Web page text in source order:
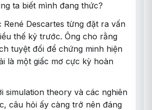
ta biết mình đang thức?
René Descartes từng đặt ra vấn
thế kỷ trước. Ông cho rằng
tuyệt đối để chứng minh hiện
là một giấc mơ cực kỳ hoàn
simulation theory và các nghiên
câu hỏi ấy càng trở nên đáng